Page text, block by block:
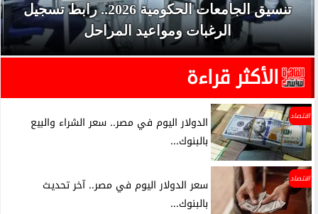
تنسيق الجامعات الحكومية 2026.. رابط تسجيل
الرغبات ومواعيد المراحل
الأكثر قراءة
اقتصاد
الدولار اليوم في مصر.. سعر الشراء والبيع
بالبنوك...
اقتصاد
سعر الدولار اليوم في مصر.. آخر تحديث
بالبنوك...